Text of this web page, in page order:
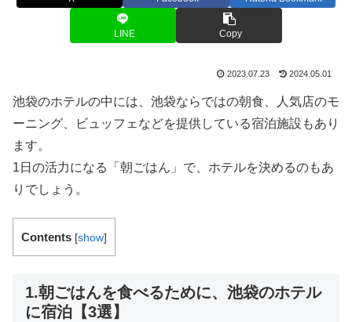
LINE Copy
2023.07.23 2024.05.01
池袋のホテルの中には、池袋ならではの朝食、人気店のモ
ーニング、ビュッフェなどを提供している宿泊施設もあり
ます。
1日の活力になる「朝ごはん」で、ホテルを決めるのもあ
りでしょう。
Contents [show]
1.朝ごはんを食べるために、池袋のホテル
に宿泊【3選】